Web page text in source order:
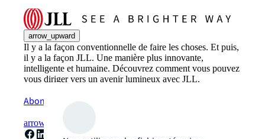
arrow_upward
Il y a la façon conventionnelle de faire les choses. Et puis,
il y a la façon JLL. Une manière plus innovante,
intelligente et humaine. Découvrez comment vous pouvez
vous diriger vers un avenir lumineux avec JLL.
Abonnez-vous maintenant
arrow_forward